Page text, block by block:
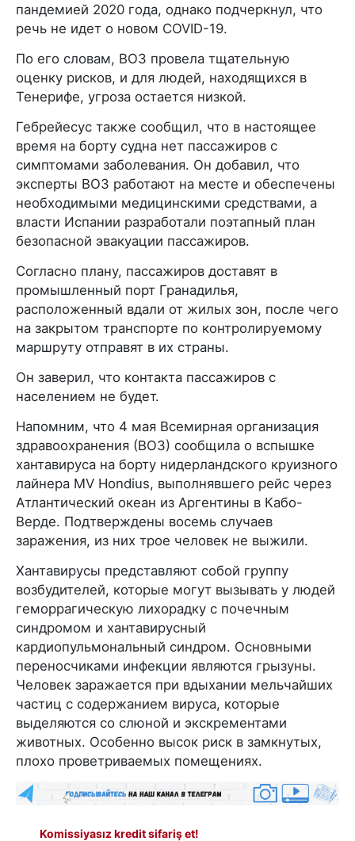
пандемией 2020 года, однако подчеркнул, что
речь не идет о новом COVID-19.
По его словам, ВОЗ провела тщательную
оценку рисков, и для людей, находящихся в
Тенерифе, угроза остается низкой.
Гебрейесус также сообщил, что в настоящее
время на борту судна нет пассажиров с
симптомами заболевания. Он добавил, что
эксперты ВОЗ работают на месте и обеспечены
необходимыми медицинскими средствами, а
власти Испании разработали поэтапный план
безопасной эвакуации пассажиров.
Согласно плану, пассажиров доставят в
промышленный порт Гранадилья,
расположенный вдали от жилых зон, после чего
на закрытом транспорте по контролируемому
маршруту отправят в их страны.
Он заверил, что контакта пассажиров с
населением не будет.
Напомним, что 4 мая Всемирная организация
здравоохранения (ВОЗ) сообщила о вспышке
хантавируса на борту нидерландского круизного
лайнера MV Hondius, выполнявшего рейс через
Атлантический океан из Аргентины в Кабо-
Верде. Подтверждены восемь случаев
заражения, из них трое человек не выжили.
Хантавирусы представляют собой группу
возбудителей, которые могут вызывать у людей
геморрагическую лихорадку с почечным
синдромом и хантавирусный
кардиопульмональный синдром. Основными
переносчиками инфекции являются грызуны.
Человек заражается при вдыхании мельчайших
частиц с содержанием вируса, которые
выделяются со слюной и экскрементами
животных. Особенно высок риск в замкнутых,
плохо проветриваемых помещениях.
Komissiyasız kredit sifariş et!